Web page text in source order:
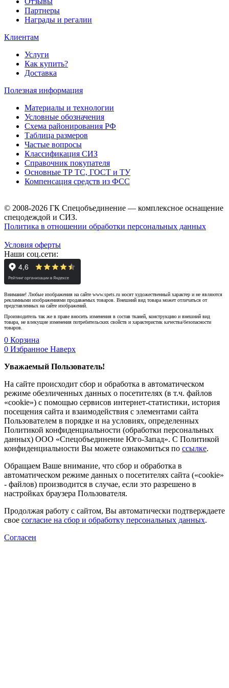
Партнеры
Награды и регалии
Клиентам
Услуги
Как купить?
Доставка
Полезная информация
Материалы и технологии
Условные обозначения
Схема районирования РФ
Таблица размеров
Частые вопросы
Классификация СИЗ
Справочник покупателя
Основные ТР ТС, ГОСТ и ТУ
Компенсация средств из ФСС
© 2008-2026 ГК Спецобъединение — комплексное оснащение
спецодеждой и СИЗ.
Политика в отношении обработки персональных данных
Условия оферты
Наши соц.сети:
Внимание! Любые изображения на сайте www.spets.ru носят художественный характер и не являются
рекламными изображениями продаваемых товаров. Внешний вид товара может отличаться от
представленных на сайте изображений.
Производитель так же в праве вносить изменения в состав тканей, конструкцию и внешний вид
товара, не влекущие изменения потребительских свойств и характеристик качества/безопасности
товаров.
0 Корзина
0 Избранное Наверх
Уважаемый Пользователь!
На сайте происходит сбор и обработка в автоматическом
режиме обезличенных данных о посетителях (в т.ч. файлов
«cookie») с помощью сервисов интернет-статистики, история
посещения сайта и взаимодействия с элементами сайта
Пользователем в порядке и на условиях, определенных
Политикой конфиденциальности (обработки персональных
данных) ООО «Спецобъединение Юго-Запад». С Политикой
конфиденциальности Вы можете ознакомиться по ссылке.
Обращаем Ваше внимание, что сбор и обработка в
автоматическом режиме данных о посетителях сайта («cookie»
- файлов) производится в случае, если это разрешено в
настройках браузера Пользователя.
Продолжая работу с сайтом, Вы автоматически подтверждаете
свое согласие на сбор и обработку персональных данных.
Согласен